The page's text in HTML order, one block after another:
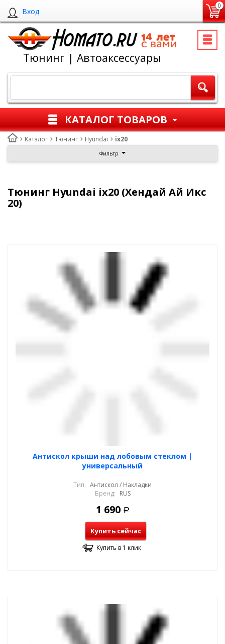
Вход
0
Тюнинг | Автоаксессуары
КАТАЛОГ ТОВАРОВ
Каталог Тюнинг Hyundai ix20
Фильтр
Тюнинг Hyundai ix20 (Хендай Ай Икс
20)
Антискол крыши над лобовым стеклом |
универсальный
Тип: Антискол / Накладки
Бренд: RUS
1 690 Р
Купить сейчас
Купить в 1 клик